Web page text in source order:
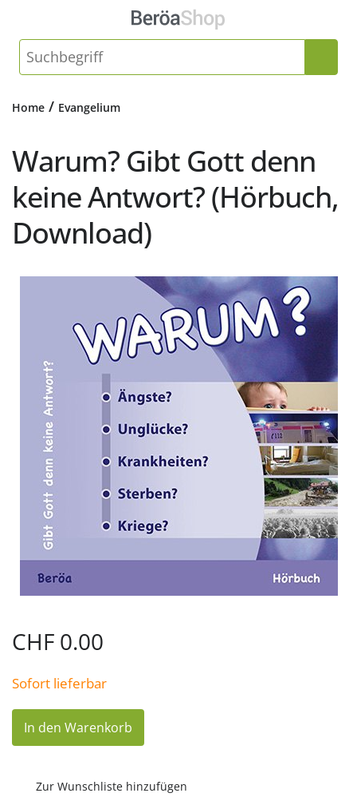
Home / Evangelium
Warum? Gibt Gott denn
keine Antwort? (Hörbuch,
Download)
CHF 0.00
Sofort lieferbar
Warum?
Gibt
Gott
Antwort?
In den Warenkorb
Zur Wunschliste hinzufügen